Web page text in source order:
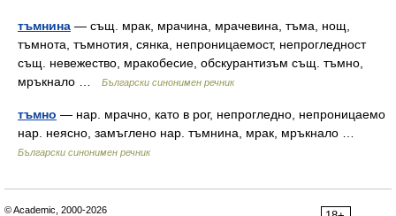
тъмнина — същ. мрак, мрачина, мрачевина, тъма, нощ,
тъмнота, тъмнотия, сянка, непроницаемост, непрогледност
същ. невежество, мракобесие, обскурантизъм същ. тъмно,
мръкнало …
Български синонимен речник
тъмно — нар. мрачно, като в рог, непрогледно, непроницаемо
нар. неясно, замъглено нар. тъмнина, мрак, мръкнало …
Български синонимен речник
© Academic, 2000-2026